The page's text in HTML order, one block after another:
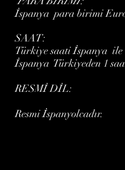
İspanya para birimi
SAAT:
Türkiye saati İspanya ile
İspanya Türkiyeden 1
RESMİ DİL:
Resmi İspanyolcadır.